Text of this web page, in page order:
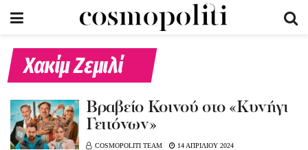
Χακίμ Ζεμιλί
Bραβείο Κοινού στο «Κυνήγι
Γειτόνων»
COSMOPOLITI TEAM 14 ΑΠΡΙΛΙΟΥ 2024